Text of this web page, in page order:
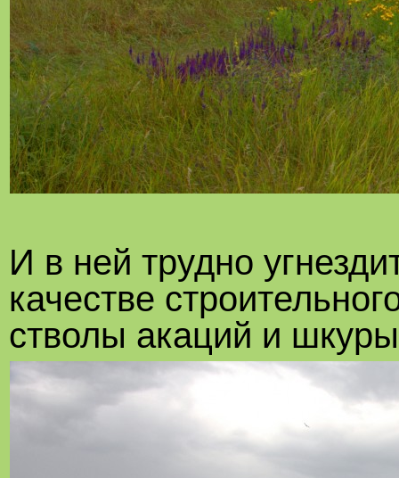
И в ней трудно
качестве
стволы акаций и